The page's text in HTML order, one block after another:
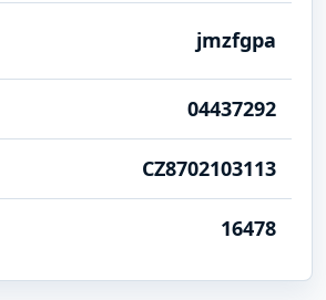
jmzfgpa
04437292
CZ8702103113
16478